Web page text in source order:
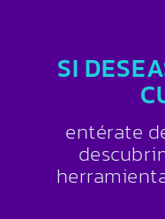
SI
entérate